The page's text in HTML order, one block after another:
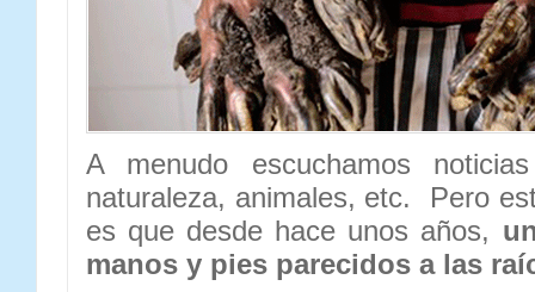
A menudo escuchamos
naturaleza, animales, etc. Pero
es que desde hace unos años,
manos y pies parecidos a las